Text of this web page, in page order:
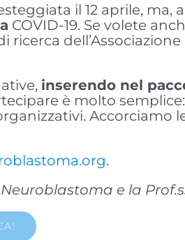
il 12 aprile, ma,
COVID-19. Se volete
dell’Associazione
inserendo nel
è molto semplice:
Accorciamo
.
e la